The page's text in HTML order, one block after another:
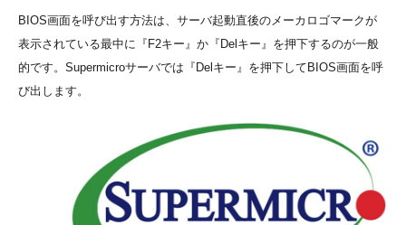
BIOS画面を呼び出す方法は、サーバ起動直後のメーカロゴマークが
表示されている最中に『F2キー』か『Delキー』を押下するのが一般
的です。Supermicroサーバでは『Delキー』を押下してBIOS画面を呼
び出します。